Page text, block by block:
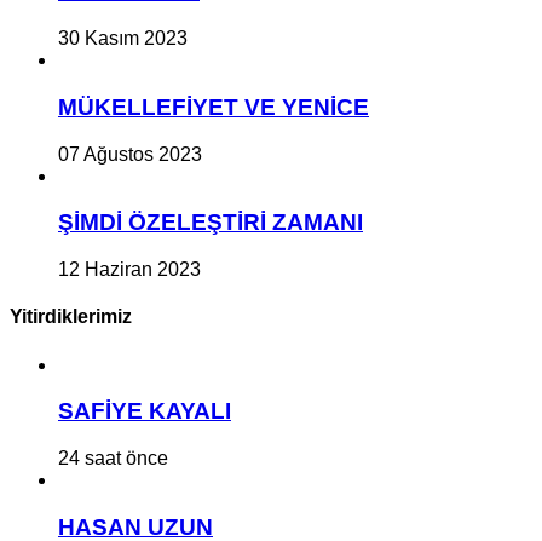
30 Kasım 2023
MÜKELLEFİYET VE YENİCE
07 Ağustos 2023
ŞİMDİ ÖZELEŞTİRİ ZAMANI
12 Haziran 2023
Yitirdiklerimiz
SAFİYE KAYALI
24 saat önce
HASAN UZUN